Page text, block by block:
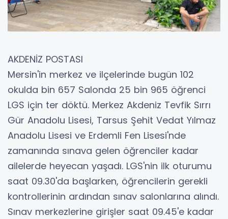
AKDENİZ POSTASI
Mersin'in merkez ve ilçelerinde bugün 102
okulda bin 657 Salonda 25 bin 965 öğrenci
LGS için ter döktü. Merkez Akdeniz Tevfik Sırrı
Gür Anadolu Lisesi, Tarsus Şehit Vedat Yılmaz
Anadolu Lisesi ve Erdemli Fen Lisesi'nde
zamanında sınava gelen öğrenciler kadar
ailelerde heyecan yaşadı. LGS'nin ilk oturumu
saat 09.30'da başlarken, öğrencilerin gerekli
kontrollerinin ardından sınav salonlarına alındı.
Sınav merkezlerine girişler saat 09.45'e kadar